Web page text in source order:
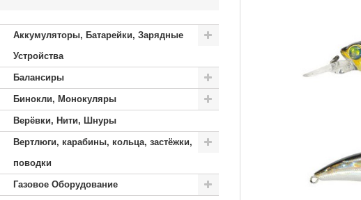
Аккумуляторы, Батарейки, Зарядные
Устройства
Балансиры
Бинокли, Монокуляры
Верёвки, Нити, Шнуры
Вертлюги, карабины, кольца, застёжки,
поводки
Газовое Оборудование